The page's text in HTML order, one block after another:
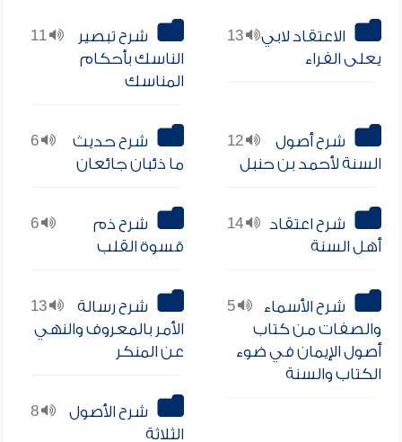
13
الاعتقاد لابي
يعلى الفراء
11
شرح تبصير
الناسك بأحكام
المناسك
12
شرح أصول
السنة لأحمد بن حنبل
6
شرح حديث
ما ذئبان جائعان
14
شرح اعتقاد
أهل السنة
6
شرح ذم
قسوة القلب
5
شرح الأسماء
والصفات من كتاب
أصول الإيمان في ضوء
الكتاب والسنة
13
شرح رسالة
الأمر بالمعروف والنهي
عن المنكر
8
شرح الأصول
الثلاثة